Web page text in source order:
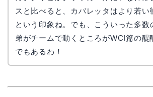
スと比べると、カバレッタはより若い
という印象ね。でも、こういった多数
弟がチームで動くところがWCI篇の醍
でもあるわ！